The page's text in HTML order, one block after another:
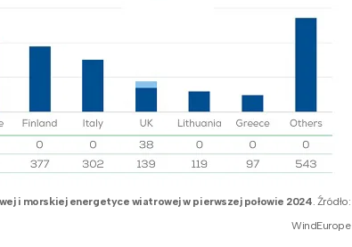
i morskiej energetyce wiatrowej w pierwszej połowie 2024 . Źródło:
WindEurope